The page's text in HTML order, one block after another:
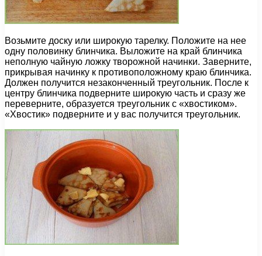
Возьмите доску или широкую тарелку. Положите на нее
одну половинку блинчика. Выложите на край блинчика
неполную чайную ложку творожной начинки. Заверните,
прикрывая начинку к противоположному краю блинчика.
Должен получится незаконченный треугольник. После к
центру блинчика подверните широкую часть и сразу же
переверните, образуется треугольник с «хвостиком».
«Хвостик» подверните и у вас получится треугольник.